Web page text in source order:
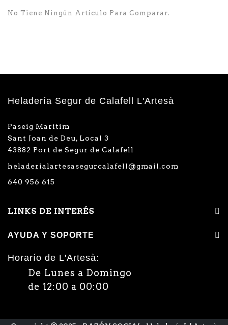
No Tiene Ningún Artículo Para Comparar.
Heladería Segur de Calafell L'Artesà
Paseig Maritim
Sant Joan de Deu, Local 3
43882 Port de Segur de Calafell
heladerialartesasegurcalafell@gmail.com
640 956 615
LINKS DE INTERÉS
AYUDA Y SOPORTE
Horarío de L'Artesà:
De Lunes a Domingo
de 12:00 a 00:00